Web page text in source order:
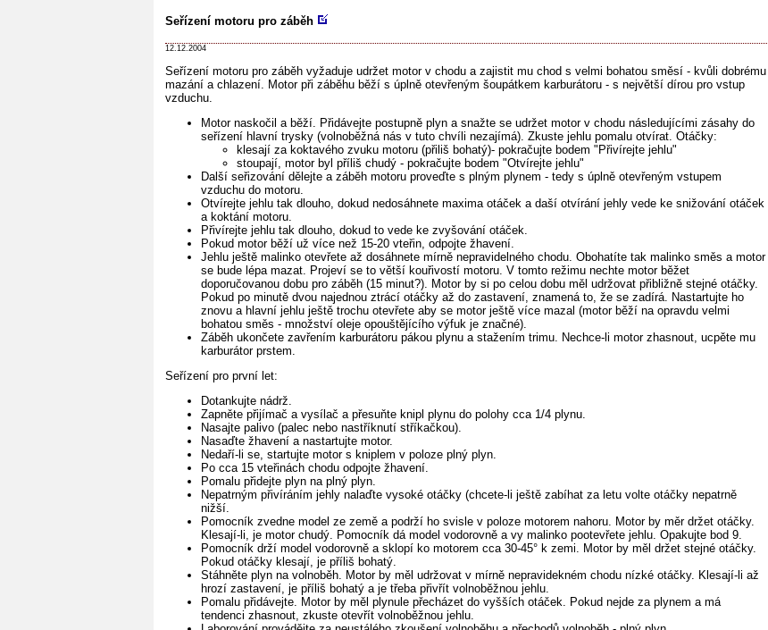
Seřízení motoru pro záběh
12.12.2004
Seřízení motoru pro záběh vyžaduje udržet motor v chodu a zajistit mu chod s velmi bohatou směsí - kvůli dobrému
mazání a chlazení. Motor při záběhu běží s úplně otevřeným šoupátkem karburátoru - s největší dírou pro vstup
vzduchu.
Motor naskočil a běží. Přidávejte postupně plyn a snažte se udržet motor v chodu následujícími zásahy do
seřízení hlavní trysky (volnoběžná nás v tuto chvíli nezajímá). Zkuste jehlu pomalu otvírat. Otáčky:
klesají za koktavého zvuku motoru (přiliš bohatý)- pokračujte bodem "Přivírejte jehlu"
stoupají, motor byl příliš chudý - pokračujte bodem "Otvírejte jehlu"
Další seřizování dělejte a záběh motoru proveďte s plným plynem - tedy s úplně otevřeným vstupem
vzduchu do motoru.
Otvírejte jehlu tak dlouho, dokud nedosáhnete maxima otáček a daší otvírání jehly vede ke snižování otáček
a koktání motoru.
Přivírejte jehlu tak dlouho, dokud to vede ke zvyšování otáček.
Pokud motor běží už více než 15-20 vteřin, odpojte žhavení.
Jehlu ještě malinko otevřete až dosáhnete mírně nepravidelného chodu. Obohatíte tak malinko směs a motor
se bude lépa mazat. Projeví se to větší kouřivostí motoru. V tomto režimu nechte motor běžet
doporučovanou dobu pro záběh (15 minut?). Motor by si po celou dobu měl udržovat přibližně stejné otáčky.
Pokud po minutě dvou najednou ztrácí otáčky až do zastavení, znamená to, že se zadírá. Nastartujte ho
znovu a hlavní jehlu ještě trochu otevřete aby se motor ještě více mazal (motor běží na opravdu velmi
bohatou směs - množství oleje opouštějícího výfuk je značné).
Záběh ukončete zavřením karburátoru pákou plynu a stažením trimu. Nechce-li motor zhasnout, ucpěte mu
karburátor prstem.
Seřízení pro první let:
Dotankujte nádrž.
Zapněte přijímač a vysílač a přesuňte knipl plynu do polohy cca 1/4 plynu.
Nasajte palivo (palec nebo nastříknutí stříkačkou).
Nasaďte žhavení a nastartujte motor.
Nedaří-li se, startujte motor s kniplem v poloze plný plyn.
Po cca 15 vteřinách chodu odpojte žhavení.
Pomalu přidejte plyn na plný plyn.
Nepatrným přivíráním jehly nalaďte vysoké otáčky (chcete-li ještě zabíhat za letu volte otáčky nepatrně
nižší.
Pomocník zvedne model ze země a podrží ho svisle v poloze motorem nahoru. Motor by měr držet otáčky.
Klesají-li, je motor chudý. Pomocník dá model vodorovně a vy malinko pootevřete jehlu. Opakujte bod 9.
Pomocník drží model vodorovně a sklopí ko motorem cca 30-45° k zemi. Motor by měl držet stejné otáčky.
Pokud otáčky klesají, je příliš bohatý.
Stáhněte plyn na volnoběh. Motor by měl udržovat v mírně nepravidekném chodu nízké otáčky. Klesají-li až
hrozí zastavení, je příliš bohatý a je třeba přivřít volnoběžnou jehlu.
Pomalu přidávejte. Motor by měl plynule přecházet do vyšších otáček. Pokud nejde za plynem a má
tendenci zhasnout, zkuste otevřít volnoběžnou jehlu.